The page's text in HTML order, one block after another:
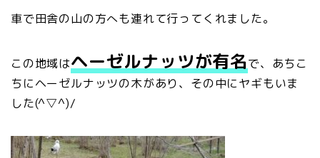
車で田舎の山の方へも連れて行ってくれました。
この地域はヘーゼルナッツが有名で、あちこ
ちにヘーゼルナッツの木があり、その中にヤギもいま
した(^▽^)/